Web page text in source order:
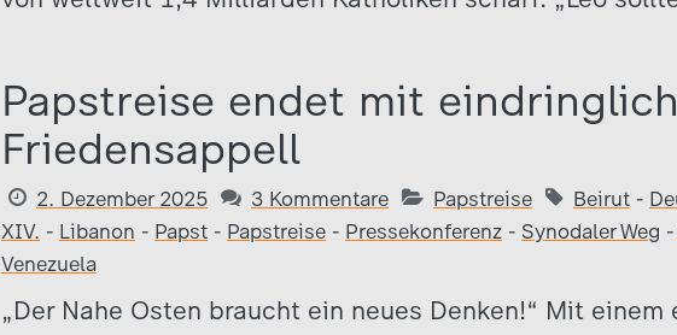
Papstreise endet mit
Friedensappell
2. Dezember 2025 3 Kommentare Papstreise Beirut -
XIV. - Libanon - Papst - Papstreise - Pressekonferenz - Synodaler Weg -
Venezuela
„Der Nahe Osten braucht ein neues Denken!“ Mit